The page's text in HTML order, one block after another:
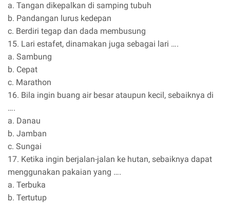
a. Tangan dikepalkan di samping tubuh
b. Pandangan lurus kedepan
c. Berdiri tegap dan dada membusung
15. Lari estafet, dinamakan juga sebagai lari ….
a. Sambung
b. Cepat
c. Marathon
16. Bila ingin buang air besar ataupun kecil, sebaiknya di
….
a. Danau
b. Jamban
c. Sungai
17. Ketika ingin berjalan-jalan ke hutan, sebaiknya dapat
menggunakan pakaian yang ….
a. Terbuka
b. Tertutup